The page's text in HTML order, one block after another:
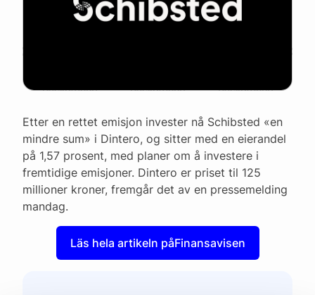
Etter en rettet emisjon invester nå Schibsted «en
mindre sum» i Dintero, og sitter med en eierandel
på 1,57 prosent, med planer om å investere i
fremtidige emisjoner. Dintero er priset til 125
millioner kroner, fremgår det av en pressemelding
mandag.
Läs hela artikeln påFinansavisen